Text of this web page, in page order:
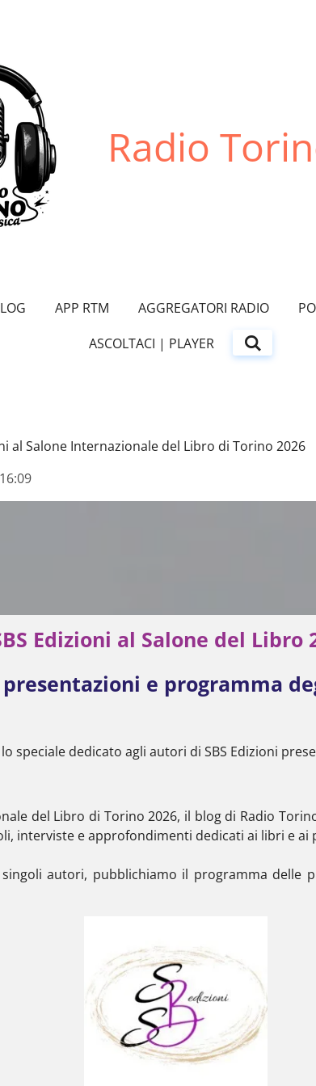
Radio
APP RTM AGGREGATORI RADIO
ASCOLTACI | PLAYER
al Salone Internazionale del Libro di Torino 2026
Edizioni al Salone del Libro
e programma
speciale dedicato agli autori di SBS Edizioni
del Libro di Torino 2026, il blog di Radio
interviste e approfondimenti dedicati ai libri e ai
autori, pubblichiamo il programma delle